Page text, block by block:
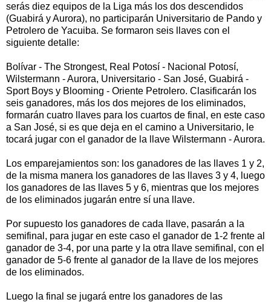
serás diez equipos de la Liga más los dos descendidos
(Guabirá y Aurora), no participarán Universitario de Pando y
Petrolero de Yacuiba. Se formaron seis llaves con el
siguiente detalle:
Bolívar - The Strongest, Real Potosí - Nacional Potosí,
Wilstermann - Aurora, Universitario - San José, Guabirá -
Sport Boys y Blooming - Oriente Petrolero. Clasificarán los
seis ganadores, más los dos mejores de los eliminados,
formarán cuatro llaves para los cuartos de final, en este caso
a San José, si es que deja en el camino a Universitario, le
tocará jugar con el ganador de la llave Wilstermann - Aurora.
Los emparejamientos son: los ganadores de las llaves 1 y 2,
de la misma manera los ganadores de las llaves 3 y 4, luego
los ganadores de las llaves 5 y 6, mientras que los mejores
de los eliminados jugarán entre sí una llave.
Por supuesto los ganadores de cada llave, pasarán a la
semifinal, para jugar en este caso el ganador de 1-2 frente al
ganador de 3-4, por una parte y la otra llave semifinal, con el
ganador de 5-6 frente al ganador de la llave de los mejores
de los eliminados.
Luego la final se jugará entre los ganadores de las